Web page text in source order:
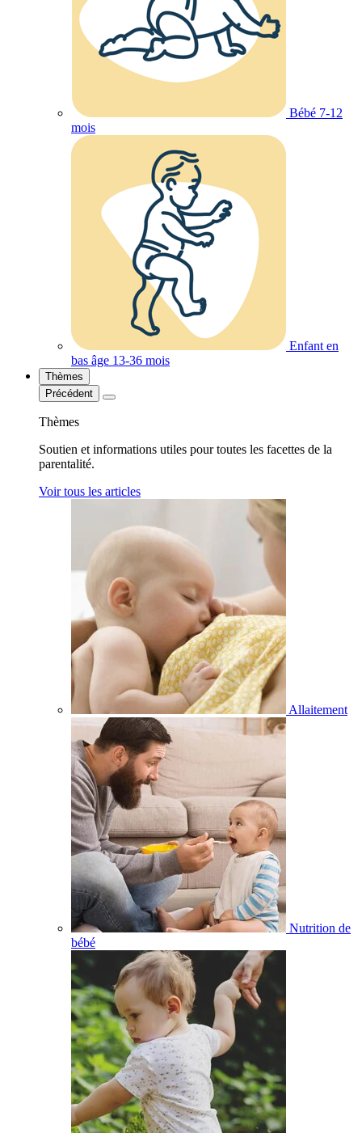
Bébé 7-12
mois
Enfant en
bas âge 13-36 mois
Thèmes
Précédent
Thèmes
Soutien et informations utiles pour toutes les facettes de la
parentalité.
Voir tous les articles
Allaitement
Nutrition de
bébé